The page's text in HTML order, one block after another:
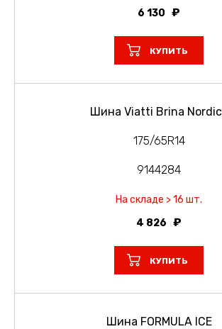
6 130
КУПИТЬ
Шина Viatti Brina
175/65R14
9144284
На складе > 16 шт.
4 826
КУПИТЬ
Шина FORMULA ICE